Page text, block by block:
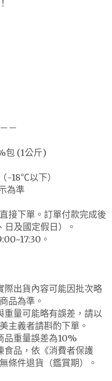
－
包 (1公斤)
-18℃以下）
為準
接下單。訂單付款完成後
及國定假日）。
。
際出貨內容可能因批次略
品為準。
重量可能略有誤差，請以
主義者請斟酌下單。
品重量誤差為10%
食品，依《消費者保護
條件退貨（鑑賞期）。